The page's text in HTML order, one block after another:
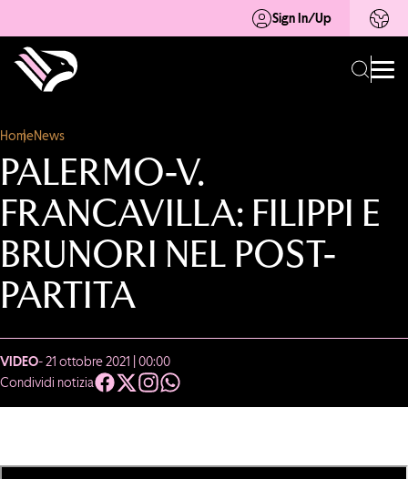
Sign In/Up
HomeNews
PALERMO-V.
FRANCAVILLA: FILIPPI E
BRUNORI NEL POST-
PARTITA
VIDEO- 21 ottobre 2021 | 00:00
Condividi notizia